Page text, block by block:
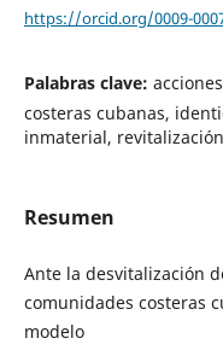
https://orcid.org/0009-
Palabras clave:
costeras cubanas,
inmaterial,
Resumen
Ante la desvitalización
comunidades costeras
modelo